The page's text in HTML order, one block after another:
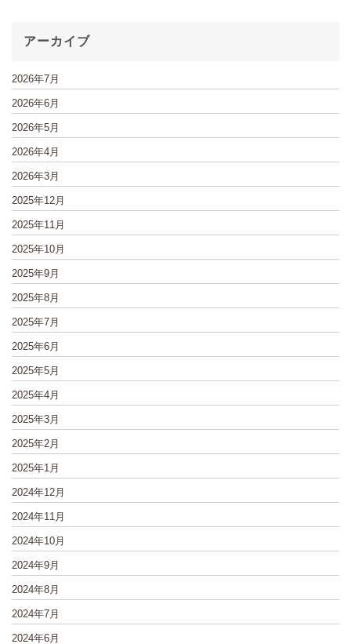
アーカイブ
2026年7月
2026年6月
2026年5月
2026年4月
2026年3月
2025年12月
2025年11月
2025年10月
2025年9月
2025年8月
2025年7月
2025年6月
2025年5月
2025年4月
2025年3月
2025年2月
2025年1月
2024年12月
2024年11月
2024年10月
2024年9月
2024年8月
2024年7月
2024年6月